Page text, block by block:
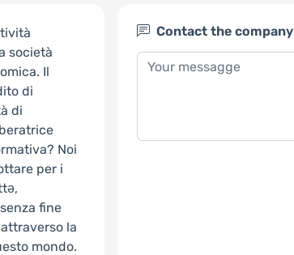
società
Il
di
di
Noi
per i
fine
la
mondo.
Contact the company